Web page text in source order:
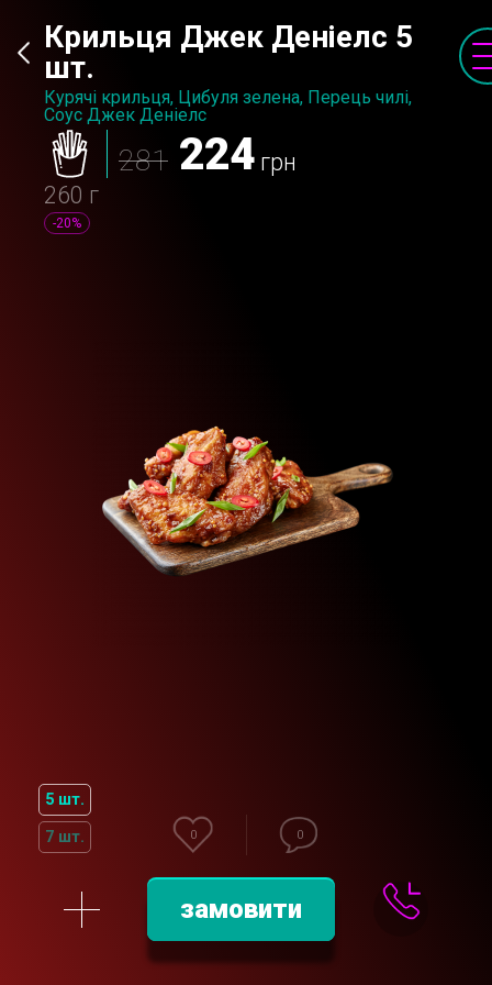
Крильця Джек Деніелс 5
шт.
Курячі крильця, Цибуля зелена, Перець чилі,
Соус Джек Деніелс
281 224 грн
260 г
-20%
5 шт.
7 шт.
0 0
замовити